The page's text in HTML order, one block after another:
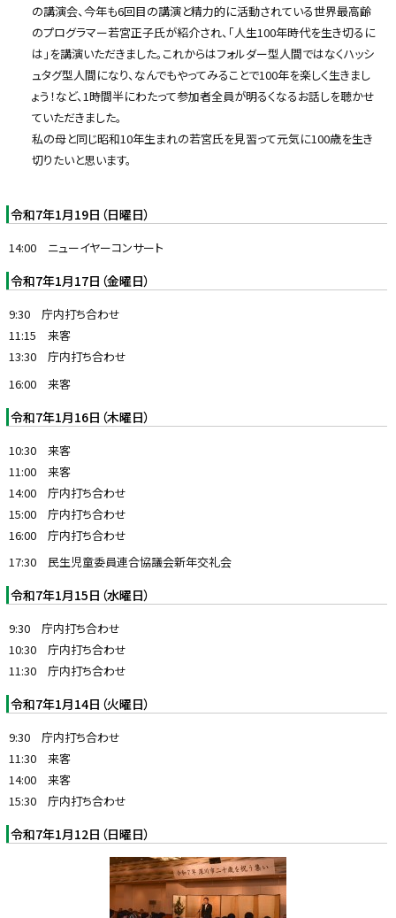
の講演会、今年も6回目の講演と精力的に活動されている世界最高齢
のプログラマー若宮正子氏が紹介され、「人生100年時代を生き切るに
は」を講演いただきました。これからはフォルダー型人間ではなくハッシ
ュタグ型人間になり、なんでもやってみることで100年を楽しく生きまし
ょう！など、1時間半にわたって参加者全員が明るくなるお話しを聴かせ
ていただきました。
私の母と同じ昭和10年生まれの若宮氏を見習って元気に100歳を生き
切りたいと思います。
令和7年1月19日（日曜日）
14:00 ニューイヤーコンサート
令和7年1月17日（金曜日）
9:30 庁内打ち合わせ
11:15 来客
13:30 庁内打ち合わせ
16:00 来客
令和7年1月16日（木曜日）
10:30 来客
11:00 来客
14:00 庁内打ち合わせ
15:00 庁内打ち合わせ
16:00 庁内打ち合わせ
17:30 民生児童委員連合協議会新年交礼会
令和7年1月15日（水曜日）
9:30 庁内打ち合わせ
10:30 庁内打ち合わせ
11:30 庁内打ち合わせ
令和7年1月14日（火曜日）
9:30 庁内打ち合わせ
11:30 来客
14:00 来客
15:30 庁内打ち合わせ
令和7年1月12日（日曜日）